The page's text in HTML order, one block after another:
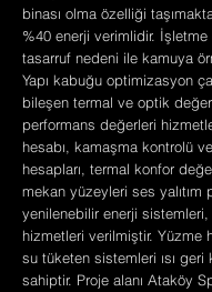
binası olma özelliği
%40 enerji verimlidir.
tasarruf nedeni ile kamuya
Yapı kabuğu optimizasyon
bileşen termal ve optik
performans değerleri
hesabı, kamaşma kontrolü
hesapları, termal konfor
mekan yüzeyleri ses yalıtım
yenilenebilir enerji sistemleri,
hizmetleri verilmiştir. Yüzme
su tüketen sistemleri ısı geri
sahiptir. Proje alanı Ataköy